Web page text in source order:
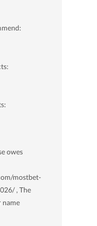
owes
mostbet-
, The
name